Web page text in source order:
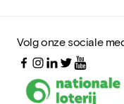
Volg onze sociale